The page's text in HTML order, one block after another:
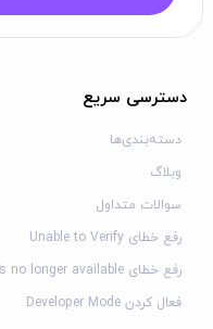
دسترسی سریع
دسته‌بندی‌ها
وبلاگ
سوالات متداول
رفع خطای Unable to Verify
رفع خطای is no longer available
فعال کردن Developer Mode